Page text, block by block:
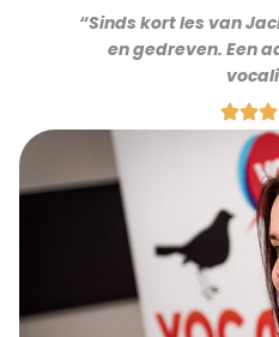
“Sinds kort les van
en gedreven. Een